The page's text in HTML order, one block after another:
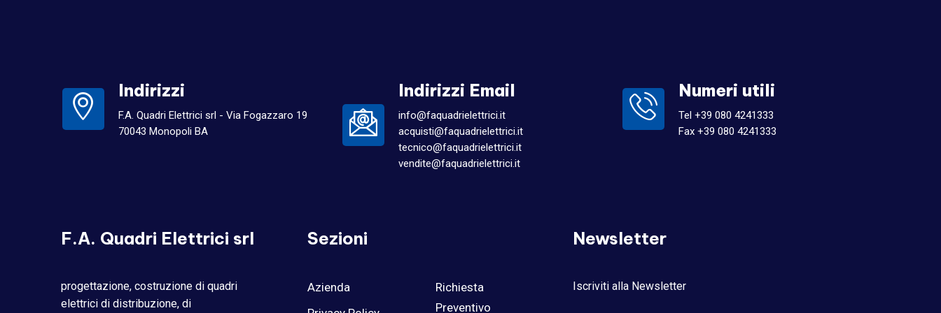
Indirizzi
F.A. Quadri Elettrici srl - Via Fogazzaro 19
70043 Monopoli BA
Indirizzi Email
info@faquadrielettrici.it
acquisti@faquadrielettrici.it
tecnico@faquadrielettrici.it
vendite@faquadrielettrici.it
Numeri utili
Tel +39 080 4241333
Fax +39 080 4241333
F.A. Quadri Elettrici srl
progettazione, costruzione di quadri
elettrici di distribuzione, di
Sezioni
Azienda
Richiesta
Preventivo
Newsletter
Iscriviti alla Newsletter